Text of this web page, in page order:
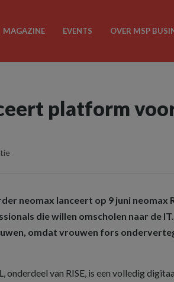
MAGAZINE EVENTS OVER MSP
platform
neomax lanceert op 9 juni neomax
die willen omscholen naar de
omdat vrouwen fors
onderdeel van RISE, is een volledig